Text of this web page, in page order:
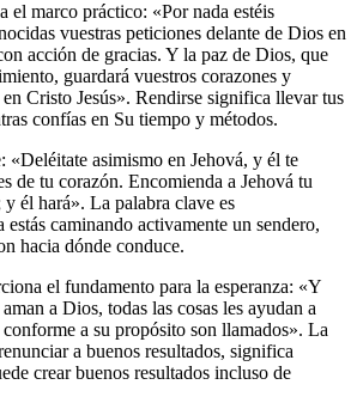
el marco práctico: «Por nada estéis
vuestras peticiones delante de Dios en
acción de gracias. Y la paz de Dios, que
guardará vuestros corazones y
Cristo Jesús». Rendirse significa llevar tus
confías en Su tiempo y métodos.
«Deléitate asimismo en Jehová, y él te
de tu corazón. Encomienda a Jehová tu
él hará». La palabra clave es
caminando activamente un sendero,
hacia dónde conduce.
el fundamento para la esperanza: «Y
a Dios, todas las cosas les ayudan a
a su propósito son llamados». La
a buenos resultados, significa
crear buenos resultados incluso de